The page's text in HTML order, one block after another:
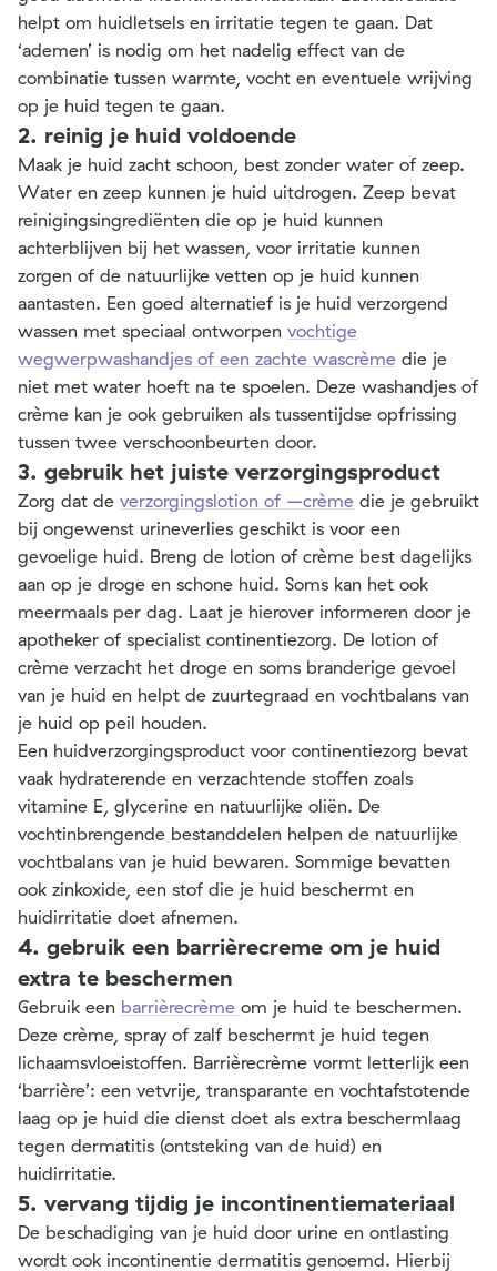
helpt om huidletsels en irritatie tegen te gaan. Dat
‘ademen’ is nodig om het nadelig effect van de
combinatie tussen warmte, vocht en eventuele wrijving
op je huid tegen te gaan.
2. reinig je huid voldoende
Maak je huid zacht schoon, best zonder water of zeep.
Water en zeep kunnen je huid uitdrogen. Zeep bevat
reinigingsingrediënten die op je huid kunnen
achterblijven bij het wassen, voor irritatie kunnen
zorgen of de natuurlijke vetten op je huid kunnen
aantasten. Een goed alternatief is je huid verzorgend
wassen met speciaal ontworpen vochtige
wegwerpwashandjes of een zachte wascrème die je
niet met water hoeft na te spoelen. Deze washandjes of
crème kan je ook gebruiken als tussentijdse opfrissing
tussen twee verschoonbeurten door.
3. gebruik het juiste verzorgingsproduct
Zorg dat de verzorgingslotion of –crème die je gebruikt
bij ongewenst urineverlies geschikt is voor een
gevoelige huid. Breng de lotion of crème best dagelijks
aan op je droge en schone huid. Soms kan het ook
meermaals per dag. Laat je hierover informeren door je
apotheker of specialist continentiezorg. De lotion of
crème verzacht het droge en soms branderige gevoel
van je huid en helpt de zuurtegraad en vochtbalans van
je huid op peil houden.
Een huidverzorgingsproduct voor continentiezorg bevat
vaak hydraterende en verzachtende stoffen zoals
vitamine E, glycerine en natuurlijke oliën. De
vochtinbrengende bestanddelen helpen de natuurlijke
vochtbalans van je huid bewaren. Sommige bevatten
ook zinkoxide, een stof die je huid beschermt en
huidirritatie doet afnemen.
4. gebruik een barrièrecreme om je huid
extra te beschermen
Gebruik een barrièrecrème om je huid te beschermen.
Deze crème, spray of zalf beschermt je huid tegen
lichaamsvloeistoffen. Barrièrecrème vormt letterlijk een
‘barrière’: een vetvrije, transparante en vochtafstotende
laag op je huid die dienst doet als extra beschermlaag
tegen dermatitis (ontsteking van de huid) en
huidirritatie.
5. vervang tijdig je incontinentiemateriaal
De beschadiging van je huid door urine en ontlasting
wordt ook incontinentie dermatitis genoemd. Hierbij